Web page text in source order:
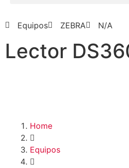
Equipos ZEBRA N/A
Lector
Home
Equipos